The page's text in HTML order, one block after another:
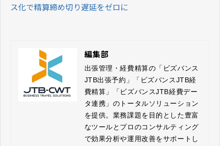
ス化で精算締め切り遅延をゼロに
編集部
出張管理・経費精算の「ビズバンス
JTB出張予約」「ビズバンスJTB経
費精算」「ビズバンスJTB経費デー
タ連携」のトータルソリューション
を提供。業務課題を目的とした豊富
なツールとプロのコンサルティング
で効果分析や運用改善をサポートし